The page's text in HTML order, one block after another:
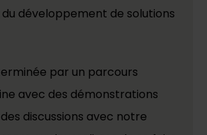
développement de solutions
par un parcours
avec des démonstrations
discussions avec notre